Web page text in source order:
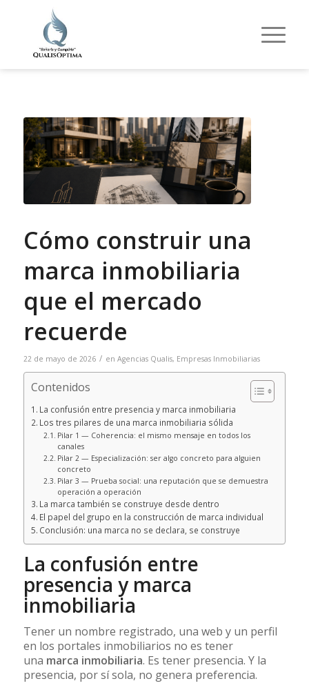
Cómo construir una
marca inmobiliaria
que el mercado
recuerde
22 de mayo de 2026 / en Agencias Qualis, Empresas Inmobiliarias
Contenidos
La confusión entre presencia y marca inmobiliaria
Los tres pilares de una marca inmobiliaria sólida
Pilar 1 — Coherencia: el mismo mensaje en todos los
canales
Pilar 2 — Especialización: ser algo concreto para alguien
concreto
Pilar 3 — Prueba social: una reputación que se demuestra
operación a operación
La marca también se construye desde dentro
El papel del grupo en la construcción de marca individual
Conclusión: una marca no se declara, se construye
La confusión entre
presencia y marca
inmobiliaria
Tener un nombre registrado, una web y un perfil
en los portales inmobiliarios no es tener
una marca inmobiliaria. Es tener presencia. Y la
presencia, por sí sola, no genera preferencia.